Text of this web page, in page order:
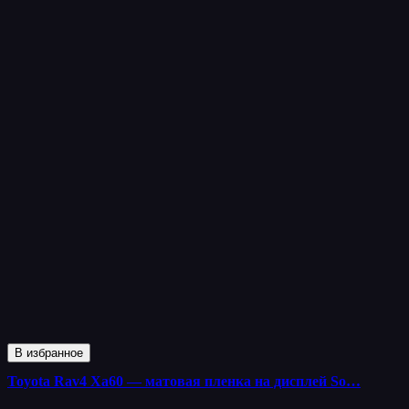
В избранное
Toyota Rav4 Xa60 — матовая пленка на дисплей So…